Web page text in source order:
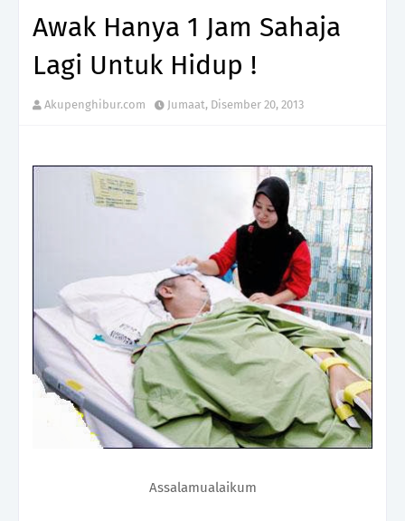
Awak Hanya 1 Jam Sahaja
Lagi Untuk Hidup !
Akupenghibur.com Jumaat, Disember 20, 2013
Assalamualaikum